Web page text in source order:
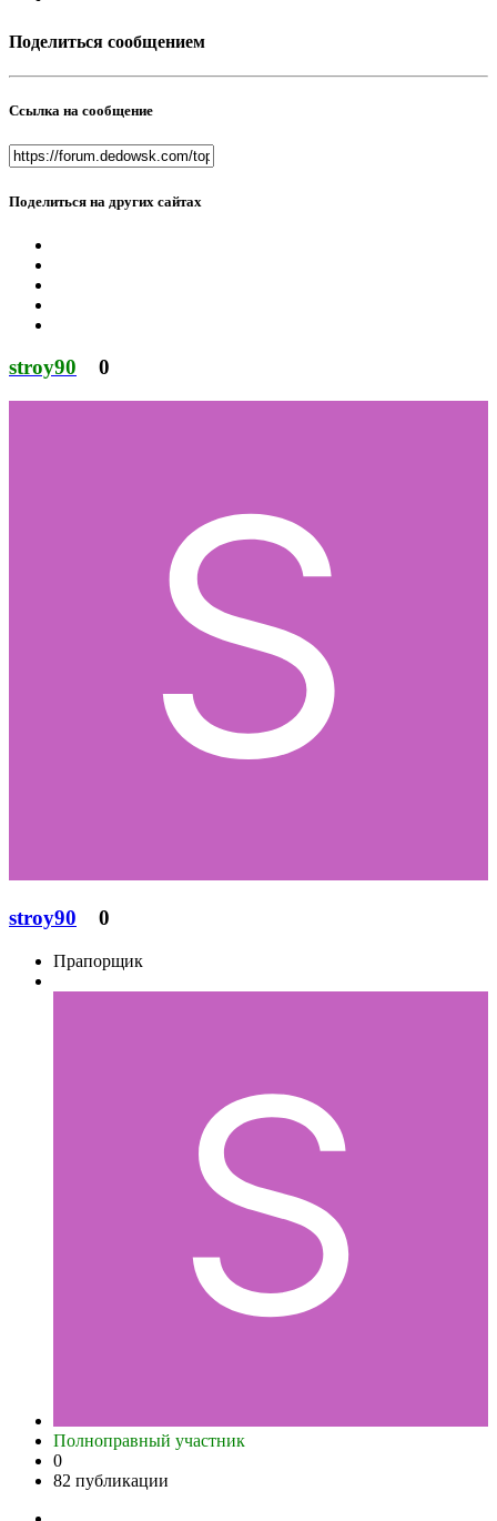
Поделиться сообщением
Ссылка на сообщение
Поделиться на других сайтах
stroy90 0
stroy90 0
Прапорщик
Полноправный участник
0
82 публикации